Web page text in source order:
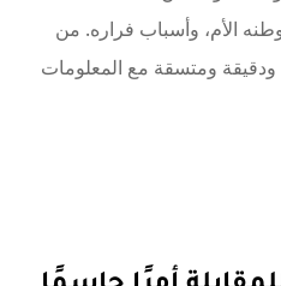
الأم، وأسباب فراره. من
ودقيقة ومتسقة مع المعلومات